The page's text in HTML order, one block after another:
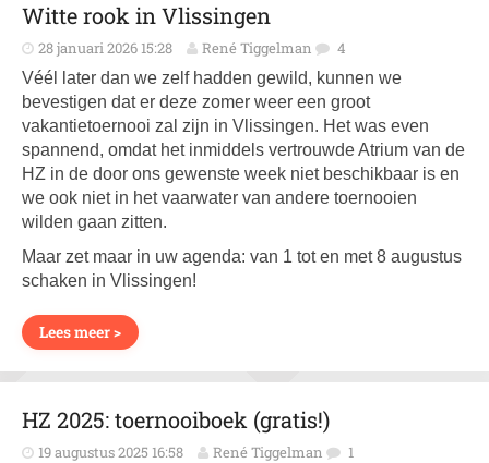
Witte rook in Vlissingen
28 januari 2026 15:28 René Tiggelman 4
Véél later dan we zelf hadden gewild, kunnen we
bevestigen dat er deze zomer weer een groot
vakantietoernooi zal zijn in Vlissingen. Het was even
spannend, omdat het inmiddels vertrouwde Atrium van de
HZ in de door ons gewenste week niet beschikbaar is en
we ook niet in het vaarwater van andere toernooien
wilden gaan zitten.
Maar zet maar in uw agenda: van 1 tot en met 8 augustus
schaken in Vlissingen!
Lees meer >
HZ 2025: toernooiboek (gratis!)
19 augustus 2025 16:58 René Tiggelman 1